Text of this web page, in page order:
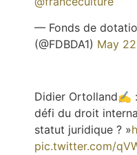
— Fonds de
(@FDBDA1) May
Didier Ortolland✍️ :
défi du droit
statut juridique ? »
pic.twitter.com/